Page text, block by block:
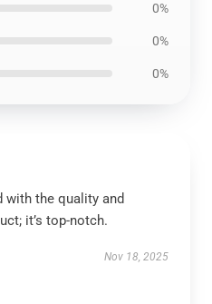
0%
0%
0%
with the quality and
it’s top-notch.
Nov 18, 2025